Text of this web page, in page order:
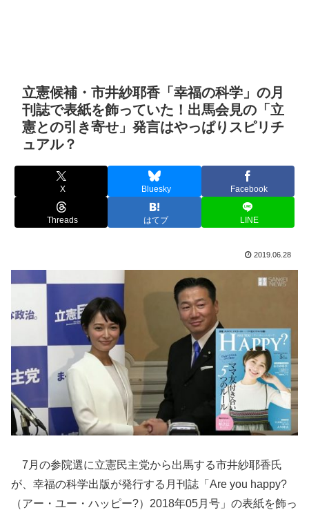
立憲候補・市井紗耶香「幸福の科学」の月
刊誌で表紙を飾っていた！出馬会見の「立
憲との引き寄せ」発言はやっぱりスピリチ
ュアル？
X Bluesky Facebook
Threads はてブ LINE
2019.06.28
7月の参院選に立憲民主党から出馬する市井紗耶香氏
が、幸福の科学出版が発行する月刊誌「Are you happy?
（アー・ユー・ハッピー?）2018年05月号」の表紙を飾っ